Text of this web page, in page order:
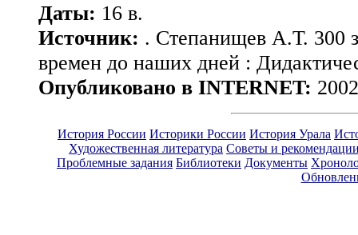
Даты: 16 в.
Источник: . Степанищев А.Т. 300
времен до наших дней :
Опубликовано в INTERNET:
История России Историки России История Урала
Художественная литература Советы и
Проблемные задания Библиотеки Документы